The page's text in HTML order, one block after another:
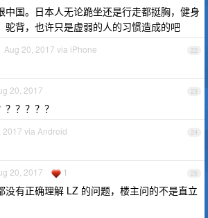
中国。日本人无论跪坐还是行走都挺胸，健身
驼背，也许只是虚弱的人的习惯造成的吧
22
Aug 20, 2017 via iPhone
23
20, 2017
？？？？
24
2017 via Android
25
20, 2017 1
没有正确理解 LZ 的问题，楼主问的不是直立